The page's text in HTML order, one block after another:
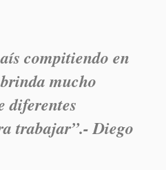
compitiendo en
mucho
diferentes
trabajar”.- Diego